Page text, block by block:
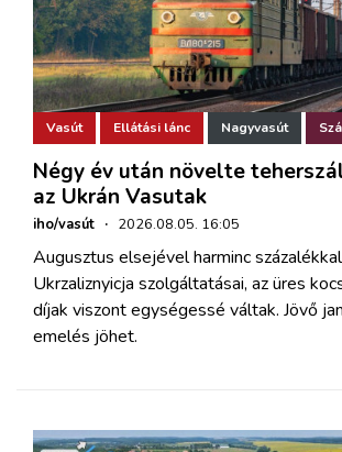
Vasút Ellátási lánc Nagyvasút
Négy év után növelte
az Ukrán Vasutak
iho/vasút · 2026.08.05. 16:05
Augusztus elsejével harminc
Ukrzaliznyicja szolgáltatásai, az üres
díjak viszont egységessé váltak. Jövő
emelés jöhet.